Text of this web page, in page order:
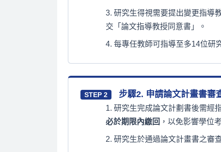
研究生得視需要提出變更指導
交「論文指導教授同意書」。
每專任教師可指導至多14位研
STEP 2 步驟2. 申請論文計畫書審
研究生完成論文計劃書後需經
必於期限內繳回 ，以免影響學位
研究生於通過論文計畫書之審